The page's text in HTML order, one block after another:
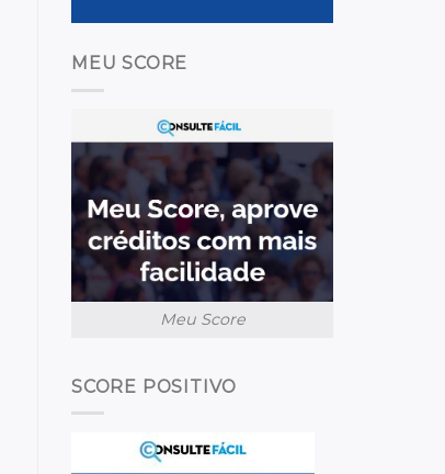
MEU SCORE
Meu Score
SCORE POSITIVO